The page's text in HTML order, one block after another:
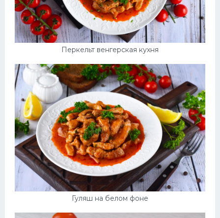
Перкельт венгерская кухня
Гуляш на белом фоне